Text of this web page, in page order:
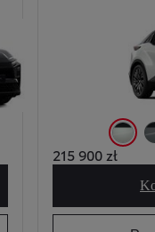
2PS
215 900 zł